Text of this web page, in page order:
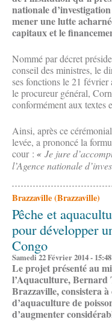
nationale
mener une lutte
capitaux et le
Nommé par décret
conseil des ministres, le
ses fonctions le 21
le procureur général,
conformément aux textes
Ainsi, après ce
levée, a prononcé la
cour : « Je jure
l’Agence nationale
Brazzaville (Brazzaville)
Pêche et
pour développer
Congo
Samedi 22 Février 2014 - 15:48
Le projet présenté au
l’Aquaculture, Bernard
Brazzaville, consistera
d’aquaculture de
d’augmenter